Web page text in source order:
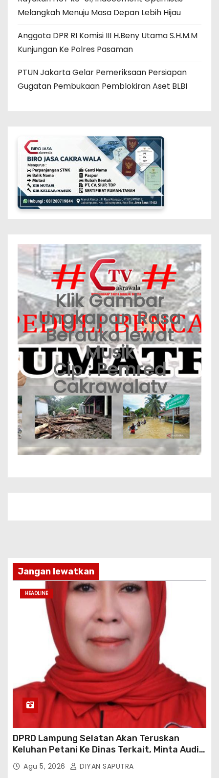
Melangkah Menuju Masa Depan Lebih Hijau
Anggota DPR RI Komisi III H.Beny Utama S.H.M.M
Kunjungan Ke Polres Pasaman
PTUN Jakarta Gelar Pemeriksaan Persiapan
Gugatan Pembukaan Pemblokiran Aset BLBI
Klik Gambar
Ungkapan Rasa
Berduka lewat
Musik
Cip : Pemred
Cakrawalatv
Jangan lewatkan
HEADLINE
DPRD Lampung Selatan Akan Teruskan
Keluhan Petani Ke Dinas Terkait, Minta Audit
Penyaluran Pupuk Bersubsidi Di Desa Budi
Lestari
Agu 5, 2026 DIYAN SAPUTRA